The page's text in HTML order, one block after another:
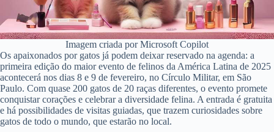
Imagem criada por Microsoft Copilot
Os apaixonados por gatos já podem deixar reservado na agenda: a
primeira edição do maior evento de felinos da América Latina de 2025
acontecerá nos dias 8 e 9 de fevereiro, no Círculo Militar, em São
Paulo. Com quase 200 gatos de 20 raças diferentes, o evento promete
conquistar corações e celebrar a diversidade felina. A entrada é gratuita
e há possibilidades de visitas guiadas, que trazem curiosidades sobre
gatos de todo o mundo, que estarão no local.